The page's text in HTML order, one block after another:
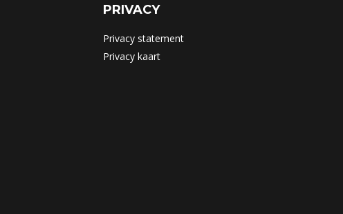
PRIVACY
Privacy statement
Privacy kaart